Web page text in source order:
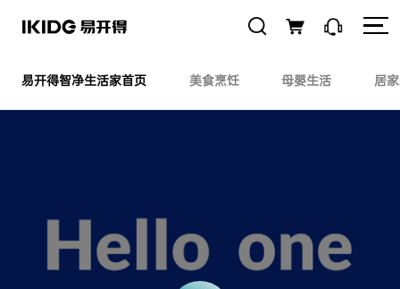
易开得智净生活家首页 美食烹饪 母婴生活 居